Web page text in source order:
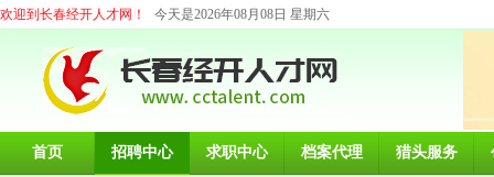
欢迎到长春经开人才网！ 今天是2026年08月08日 星期六
首页 招聘中心 求职中心 档案代理 猎头服务